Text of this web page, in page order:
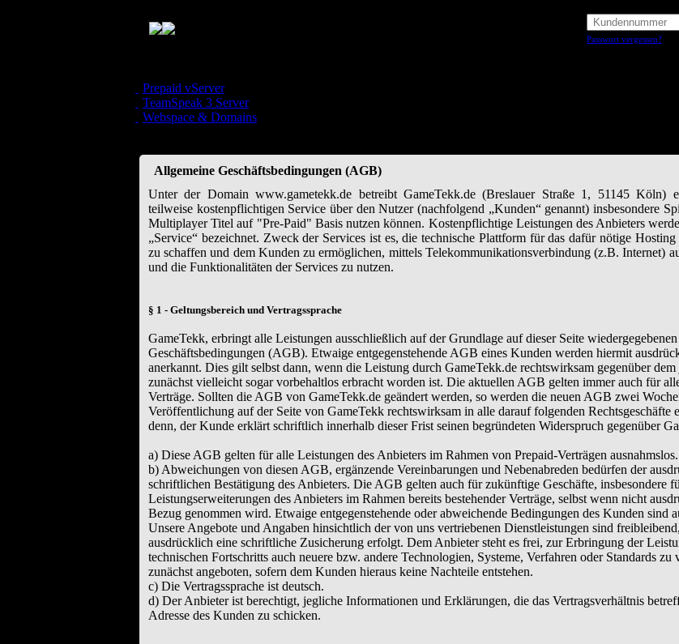
Passwort vergessen?
Prepaid vServer
TeamSpeak 3 Server
Webspace & Domains
Allgemeine Geschäftsbedingungen (AGB)
Unter der Domain www.gametekk.de betreibt GameTekk.de (Breslauer Straße 1, 51145 Köln)
teilweise kostenpflichtigen Service über den Nutzer (nachfolgend „Kunden“ genannt) insbesondere
Multiplayer Titel auf "Pre-Paid" Basis nutzen können. Kostenpflichtige Leistungen des Anbieters
„Service“ bezeichnet. Zweck der Services ist es, die technische Plattform für das dafür nötige
zu schaffen und dem Kunden zu ermöglichen, mittels Telekommunikationsverbindung (z.B. Internet)
und die Funktionalitäten der Services zu nutzen.
§ 1 - Geltungsbereich und Vertragssprache
GameTekk, erbringt alle Leistungen ausschließlich auf der Grundlage auf dieser Seite
Geschäftsbedingungen (AGB). Etwaige entgegenstehende AGB eines Kunden werden hiermit
anerkannt. Dies gilt selbst dann, wenn die Leistung durch GameTekk.de rechtswirksam gegenüber
zunächst vielleicht sogar vorbehaltlos erbracht worden ist. Die aktuellen AGB gelten immer auch für
Verträge. Sollten die AGB von GameTekk.de geändert werden, so werden die neuen AGB zwei
Veröffentlichung auf der Seite von GameTekk rechtswirksam in alle darauf folgenden Rechtsgeschäfte
denn, der Kunde erklärt schriftlich innerhalb dieser Frist seinen begründeten Widerspruch gegenüber
a) Diese AGB gelten für alle Leistungen des Anbieters im Rahmen von Prepaid-Verträgen ausnahmslos.
b) Abweichungen von diesen AGB, ergänzende Vereinbarungen und Nebenabreden bedürfen der
schriftlichen Bestätigung des Anbieters. Die AGB gelten auch für zukünftige Geschäfte, insbesondere
Leistungserweiterungen des Anbieters im Rahmen bereits bestehender Verträge, selbst wenn nicht
Bezug genommen wird. Etwaige entgegenstehende oder abweichende Bedingungen des Kunden sind
Unsere Angebote und Angaben hinsichtlich der von uns vertriebenen Dienstleistungen sind
ausdrücklich eine schriftliche Zusicherung erfolgt. Dem Anbieter steht es frei, zur Erbringung der
technischen Fortschritts auch neuere bzw. andere Technologien, Systeme, Verfahren oder Standards zu
zunächst angeboten, sofern dem Kunden hieraus keine Nachteile entstehen.
c) Die Vertragssprache ist deutsch.
d) Der Anbieter ist berechtigt, jegliche Informationen und Erklärungen, die das Vertragsverhältnis
Adresse des Kunden zu schicken.